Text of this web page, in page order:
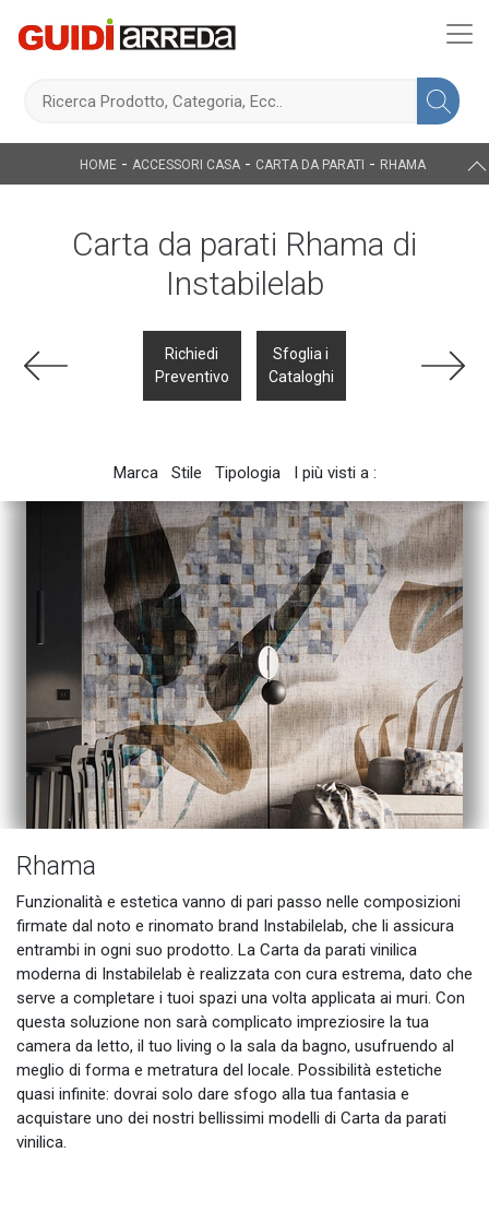
HOME - ACCESSORI CASA - CARTA DA PARATI - RHAMA
Carta da parati Rhama di
Instabilelab
Richiedi
Preventivo
Sfoglia i
Cataloghi
Marca Stile Tipologia I più visti a :
Rhama
Funzionalità e estetica vanno di pari passo nelle composizioni
firmate dal noto e rinomato brand Instabilelab, che li assicura
entrambi in ogni suo prodotto. La Carta da parati vinilica
moderna di Instabilelab è realizzata con cura estrema, dato che
serve a completare i tuoi spazi una volta applicata ai muri. Con
questa soluzione non sarà complicato impreziosire la tua
camera da letto, il tuo living o la sala da bagno, usufruendo al
meglio di forma e metratura del locale. Possibilità estetiche
quasi infinite: dovrai solo dare sfogo alla tua fantasia e
acquistare uno dei nostri bellissimi modelli di Carta da parati
vinilica.